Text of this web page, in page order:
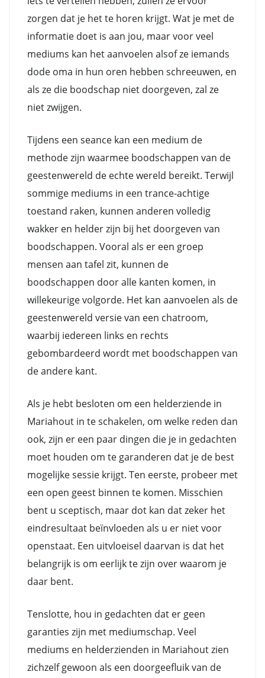
zorgen dat je het te horen krijgt. Wat je met de
informatie doet is aan jou, maar voor veel
mediums kan het aanvoelen alsof ze iemands
dode oma in hun oren hebben schreeuwen, en
als ze die boodschap niet doorgeven, zal ze
niet zwijgen.
Tijdens een seance kan een medium de
methode zijn waarmee boodschappen van de
geestenwereld de echte wereld bereikt. Terwijl
sommige mediums in een trance-achtige
toestand raken, kunnen anderen volledig
wakker en helder zijn bij het doorgeven van
boodschappen. Vooral als er een groep
mensen aan tafel zit, kunnen de
boodschappen door alle kanten komen, in
willekeurige volgorde. Het kan aanvoelen als de
geestenwereld versie van een chatroom,
waarbij iedereen links en rechts
gebombardeerd wordt met boodschappen van
de andere kant.
Als je hebt besloten om een helderziende in
Mariahout in te schakelen, om welke reden dan
ook, zijn er een paar dingen die je in gedachten
moet houden om te garanderen dat je de best
mogelijke sessie krijgt. Ten eerste, probeer met
een open geest binnen te komen. Misschien
bent u sceptisch, maar dot kan dat zeker het
eindresultaat beïnvloeden als u er niet voor
openstaat. Een uitvloeisel daarvan is dat het
belangrijk is om eerlijk te zijn over waarom je
daar bent.
Tenslotte, hou in gedachten dat er geen
garanties zijn met mediumschap. Veel
mediums en helderzienden in Mariahout zien
zichzelf gewoon als een doorgeefluik van de